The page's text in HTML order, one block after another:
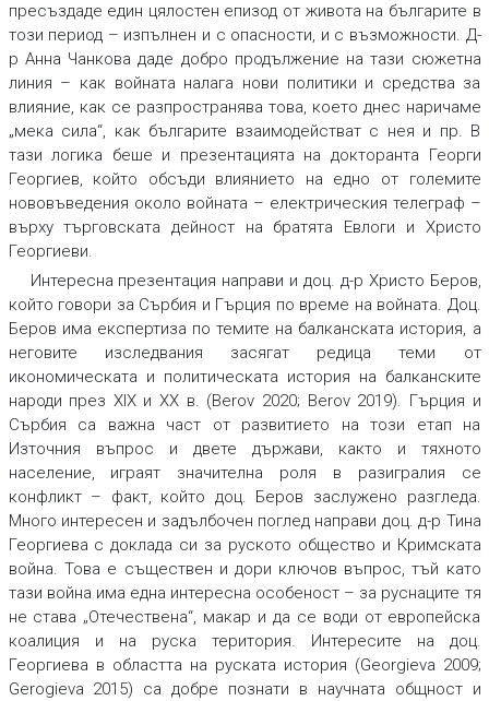
пресъздаде един цялостен епизод от живота на българите в
този период – изпълнен и с опасности, и с възможности. Д-
р Анна Чанкова даде добро продължение на тази сюжетна
линия – как войната налага нови политики и средства за
влияние, как се разпространява това, което днес наричаме
„мека сила“, как българите взаимодействат с нея и пр. В
тази логика беше и презентацията на докторанта Георги
Георгиев, който обсъди влиянието на едно от големите
нововъведения около войната – електрическия телеграф –
върху търговската дейност на братята Евлоги и Христо
Георгиеви.
Интересна презентация направи и доц. д-р Христо Беров,
който говори за Сърбия и Гърция по време на войната. Доц.
Беров има експертиза по темите на балканската история, а
неговите изследвания засягат редица теми от
икономическата и политическата история на балканските
народи през XIX и XX в. (Berov 2020; Berov 2019). Гърция и
Сърбия са важна част от развитието на този етап на
Източния въпрос и двете държави, както и тяхното
население, играят значителна роля в разигралия се
конфликт – факт, който доц. Беров заслужено разгледа.
Много интересен и задълбочен поглед направи доц. д-р Тина
Георгиева с доклада си за руското общество и Кримската
война. Това е съществен и дори ключов въпрос, тъй като
тази война има една интересна особеност – за руснаците тя
не става „Отечествена“, макар и да се води от европейска
коалиция и на руска територия. Интересите на доц.
Георгиева в областта на руската история (Georgieva 2009;
Gerogieva 2015) са добре познати в научната общност и